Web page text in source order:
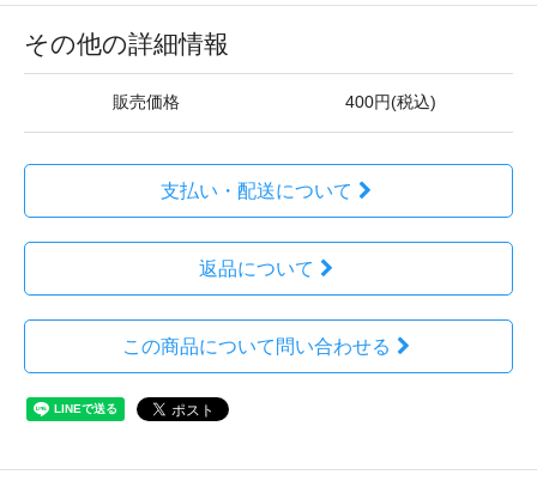
その他の詳細情報
販売価格 400円(税込)
支払い・配送について
返品について
この商品について問い合わせる